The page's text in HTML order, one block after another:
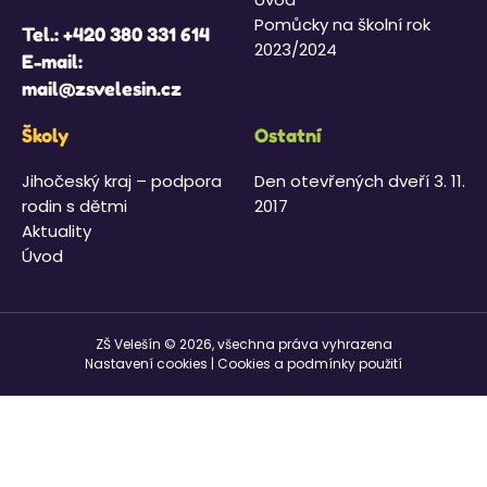
Tel.:+420 380 331 614
E-mail:
mail@zsvelesin.cz
Pomůcky na školní rok
2023/2024
Školy
Jihočeský kraj – podpora
rodin s dětmi
Aktuality
Úvod
Ostatní
Den otevřených dveří 3. 11.
2017
ZŠ Velešín © 2026, všechna práva vyhrazena
Nastavení cookies Cookies a podmínky použití